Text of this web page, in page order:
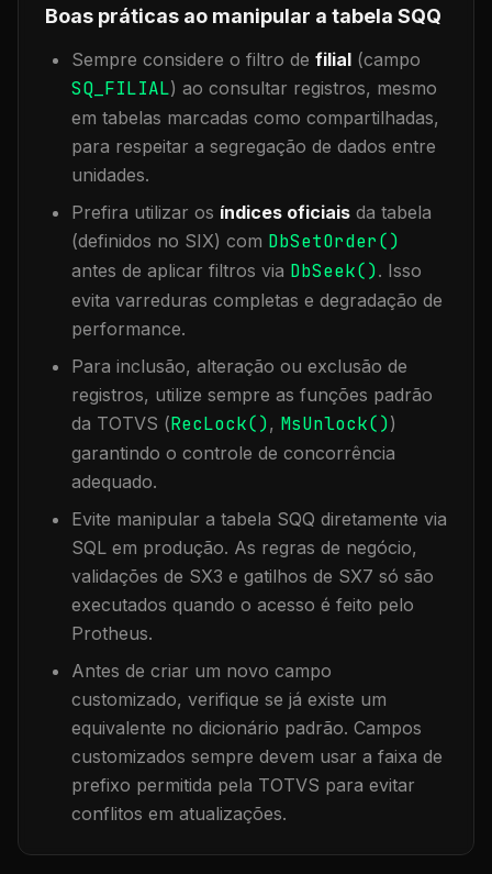
Boas práticas ao manipular a tabela SQQ
Sempre considere o filtro de filial (campo
SQ_FILIAL) ao consultar registros, mesmo
em tabelas marcadas como compartilhadas,
para respeitar a segregação de dados entre
unidades.
Prefira utilizar os índices oficiais da tabela
(definidos no SIX) com DbSetOrder()
antes de aplicar filtros via DbSeek(). Isso
evita varreduras completas e degradação de
performance.
Para inclusão, alteração ou exclusão de
registros, utilize sempre as funções padrão
da TOTVS (RecLock(), MsUnlock())
garantindo o controle de concorrência
adequado.
Evite manipular a tabela SQQ diretamente via
SQL em produção. As regras de negócio,
validações de SX3 e gatilhos de SX7 só são
executados quando o acesso é feito pelo
Protheus.
Antes de criar um novo campo
customizado, verifique se já existe um
equivalente no dicionário padrão. Campos
customizados sempre devem usar a faixa de
prefixo permitida pela TOTVS para evitar
conflitos em atualizações.